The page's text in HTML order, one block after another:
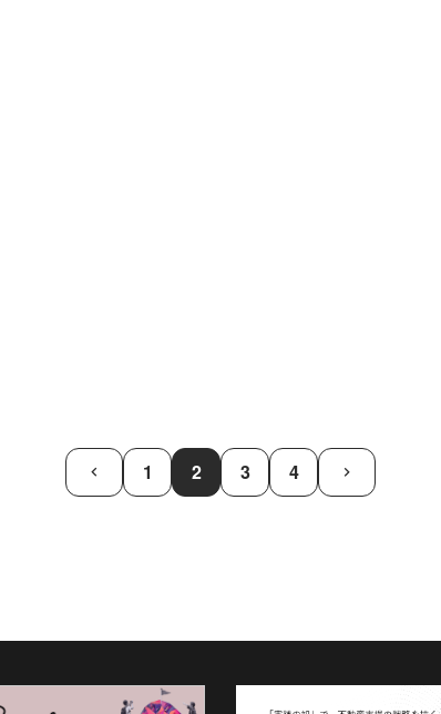
keyboard_arrow_left 1 2 3 4 keyboard_arrow_right